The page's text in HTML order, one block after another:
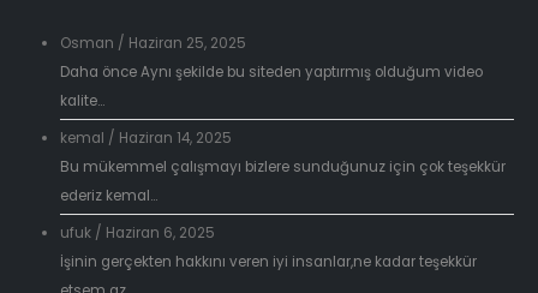
Osman / Haziran 25, 2025
Daha önce Aynı şekilde bu siteden yaptırmış olduğum video
kalite...
kemal / Haziran 14, 2025
Bu mükemmel çalışmayı bizlere sunduğunuz için çok teşekkür
ederiz kemal...
ufuk/ Haziran 6, 2025
İşinin gerçekten hakkını veren iyi insanlar,ne kadar teşekkür